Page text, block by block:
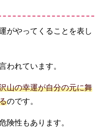
がやってくることを表し
われています。
山の幸運が自分の元に舞
のです。
険性もあります。